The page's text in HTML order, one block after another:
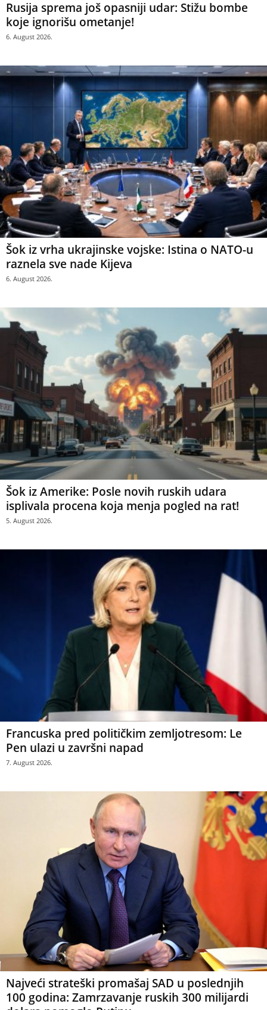
Rusija sprema još opasniji udar: Stižu bombe
koje ignorišu ometanje!
6. August 2026.
Šok iz vrha ukrajinske vojske: Istina o NATO-u
raznela sve nade Kijeva
6. August 2026.
Šok iz Amerike: Posle novih ruskih udara
isplivala procena koja menja pogled na rat!
5. August 2026.
Francuska pred političkim zemljotresom: Le
Pen ulazi u završni napad
7. August 2026.
Najveći strateški promašaj SAD u poslednjih
100 godina: Zamrzavanje ruskih 300 milijardi